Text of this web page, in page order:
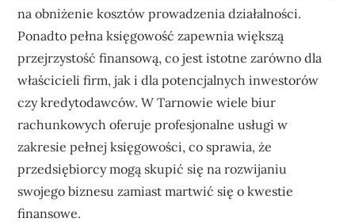
na obniżenie kosztów prowadzenia działalności.
Ponadto pełna księgowość zapewnia większą
przejrzystość finansową, co jest istotne zarówno dla
właścicieli firm, jak i dla potencjalnych inwestorów
czy kredytodawców. W Tarnowie wiele biur
rachunkowych oferuje profesjonalne usługi w
zakresie pełnej księgowości, co sprawia, że
przedsiębiorcy mogą skupić się na rozwijaniu
swojego biznesu zamiast martwić się o kwestie
finansowe.